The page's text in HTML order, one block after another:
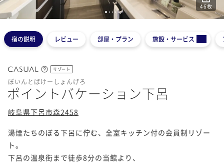
46枚
1 2 345
宿の説明 レビュー 部屋・プラン 施設・サービス
リゾート
ぽいんとばけーしょんげろ
ポイントバケーション下呂
岐阜県下呂市森2458
湯煙たちのぼる下呂に佇む、全室キッチン付の会員制リゾー
ト。
下呂の温泉街まで徒歩8分の当館より、